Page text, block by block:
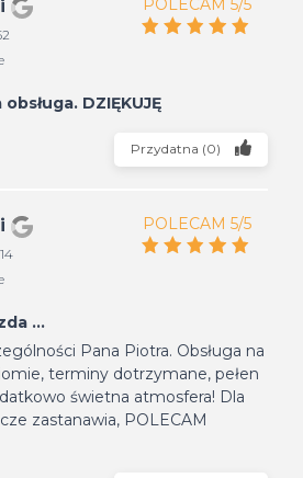
POLECAM 5/5
DZIĘKUJĘ
Przydatna (0)
POLECAM 5/5
...
Pana Piotra. Obsługa na
terminy dotrzymane, pełen
świetna atmosfera! Dla
zastanawia, POLECAM